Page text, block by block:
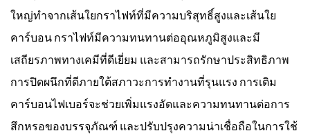
ใหญ่ทำจากเส้นใยกราไฟท์ที่มีความบริสุทธิ์สูงและเส้นใย
คาร์บอน กราไฟท์มีความทนทานต่ออุณหภูมิสูงและมี
เสถียรภาพทางเคมีที่ดีเยี่ยม และสามารถรักษาประสิทธิภาพ
การปิดผนึกที่ดีภายใต้สภาวะการทำงานที่รุนแรง การเติม
คาร์บอนไฟเบอร์จะช่วยเพิ่มแรงอัดและความทนทานต่อการ
สึกหรอของบรรจุภัณฑ์ และปรับปรุงความน่าเชื่อถือในการใช้